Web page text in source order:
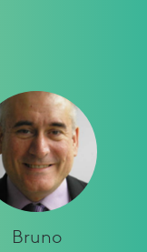
Bruno